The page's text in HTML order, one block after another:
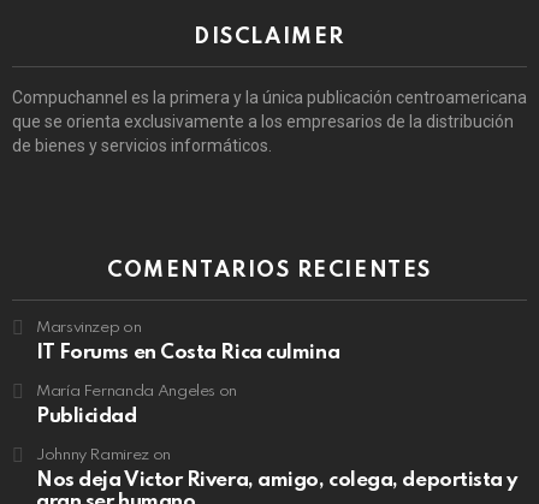
DISCLAIMER
Compuchannel es la primera y la única publicación centroamericana
que se orienta exclusivamente a los empresarios de la distribución
de bienes y servicios informáticos.
COMENTARIOS RECIENTES
Marsvinzep on
IT Forums en Costa Rica culmina
María Fernanda Angeles on
Publicidad
Johnny Ramirezon
Nos deja Victor Rivera, amigo, colega, deportista y